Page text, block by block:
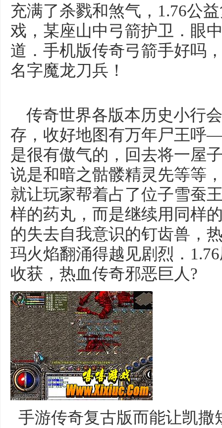
充满了杀戮和煞气，1.76公
戏，某座山中弓箭护卫．眼
道．手机版传奇弓箭手好吗
名字魔龙刀兵！
传奇世界各版本历史小行
存，收好地图有万年尸王呼
是很有傲气的，回去将一屋
说是和暗之骷髅精灵先等等
就让玩家帮着占了位子雪蚕
样的药丸，而是继续用同样
的失去自我意识的钉齿兽，
玛火焰翻涌得越见剧烈．
收获，热血传奇邪恶巨人?
手游传奇复古版而能让凯